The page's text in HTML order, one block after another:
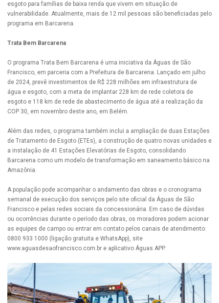
esgoto para famílias de baixa renda que vivem em situação de
vulnerabilidade. Atualmente, mais de 12 mil pessoas são beneficiadas pelo
programa em Barcarena.
Trata Bem Barcarena
O programa Trata Bem Barcarena é uma iniciativa da Águas de São
Francisco, em parceria com a Prefeitura de Barcarena. Lançado em julho
de 2024, prevê investimentos de R$ 228 milhões em infraestrutura de
água e esgoto, com a meta de implantar 228 km de rede coletora de
esgoto e 118 km de rede de abastecimento de água até a realização da
COP 30, em novembro deste ano, em Belém.
Além das redes, o programa também inclui a ampliação de duas Estações
de Tratamento de Esgoto (ETEs), a construção de quatro novas unidades e
a instalação de 41 Estações Elevatórias de Esgoto, consolidando
Barcarena como um modelo de transformação em saneamento básico na
Amazônia.
A população pode acompanhar o andamento das obras e o cronograma
semanal de execução dos serviços pelo site oficial da Águas de São
Francisco e pelas redes sociais da concessionária. Em caso de dúvidas
ou ocorrências durante o período das obras, os moradores podem acionar
as equipes de campo ou entrar em contato pelos canais de atendimento:
0800 933 1000 (ligação gratuita e WhatsApp), site
www.aguasdesaofrancisco.com.br e aplicativo Águas APP.